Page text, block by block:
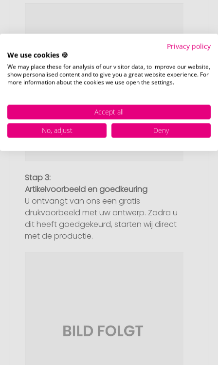
Stap 3:
Artikelvoorbeeld en goedkeuring
U ontvangt van ons een gratis
drukvoorbeeld met uw ontwerp. Zodra u
dit heeft goedgekeurd, starten wij direct
met de productie.
Privacy policy
We use cookies 🍪
We may place these for analysis of our visitor data, to improve our website,
show personalised content and to give you a great website experience. For
more information about the cookies we use open the settings.
Accept all
No, adjust
Deny